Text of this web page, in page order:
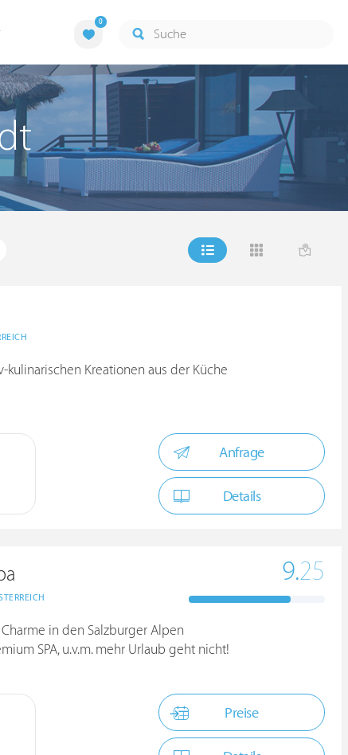
0
Kreationen aus der Küche
Anfrage
Details
9.25
in den Salzburger Alpen
SPA, u.v.m. mehr Urlaub geht nicht!
Preise